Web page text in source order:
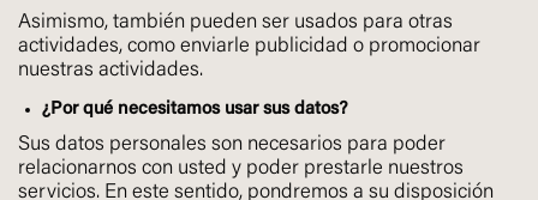
Asimismo, también pueden ser usados para otras
actividades, como enviarle publicidad o promocionar
nuestras actividades.
¿Por qué necesitamos usar sus datos?
Sus datos personales son necesarios para poder
relacionarnos con usted y poder prestarle nuestros
servicios. En este sentido, pondremos a su disposición